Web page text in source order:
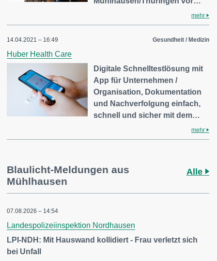
mehr
14.04.2021 – 16:49 Gesundheit / Medizin
Huber Health Care
Digitale Schnelltestlösung mit
App für Unternehmen /
Organisation, Dokumentation
und Nachverfolgung einfach,
schnell und sicher mit dem…
mehr
Blaulicht-Meldungen aus
Mühlhausen
Alle
07.08.2026 – 14:54
Landespolizeiinspektion Nordhausen
LPI-NDH: Mit Hauswand kollidiert - Frau verletzt sich
bei Unfall